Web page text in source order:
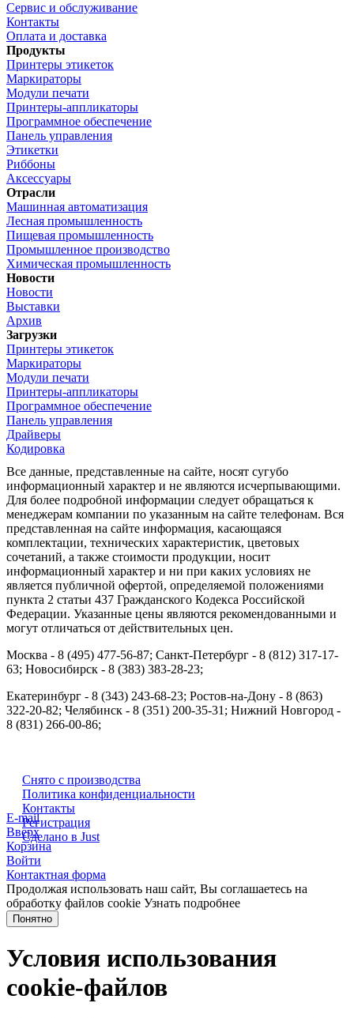
Сервис и обслуживание
Контакты
Оплата и доставка
Продукты
Принтеры этикеток
Маркираторы
Модули печати
Принтеры-аппликаторы
Программное обеспечение
Панель управления
Этикетки
Риббоны
Аксессуары
Отрасли
Машинная автоматизация
Лесная промышленность
Пищевая промышленность
Промышленное производство
Химическая промышленность
Новости
Новости
Выставки
Архив
Загрузки
Принтеры этикеток
Маркираторы
Модули печати
Принтеры-аппликаторы
Программное обеспечение
Панель управления
Драйверы
Кодировка
Все данные, представленные на сайте, носят сугубо
информационный характер и не являются исчерпывающими.
Для более подробной информации следует обращаться к
менеджерам компании по указанным на сайте телефонам. Вся
представленная на сайте информация, касающаяся
комплектации, технических характеристик, цветовых
сочетаний, а также стоимости продукции, носит
информационный характер и ни при каких условиях не
является публичной офертой, определяемой положениями
пункта 2 статьи 437 Гражданского Кодекса Российской
Федерации. Указанные цены являются рекомендованными и
могут отличаться от действительных цен.
Москва - 8 (495) 477-56-87; Санкт-Петербург - 8 (812) 317-17-
63; Новосибирск - 8 (383) 383-28-23;
Екатеринбург - 8 (343) 243-68-23; Ростов-на-Дону - 8 (863)
322-20-82; Челябинск - 8 (351) 200-35-31; Нижний Новгород -
8 (831) 266-00-86;
Снято с производства
Политика конфиденциальности
Контакты
Регистрация
Сделано в Just
E-mail
Вверх
Корзина
Войти
Контактная форма
Продолжая использовать наш сайт, Вы соглашаетесь на
обработку файлов cookie Узнать подробнее
Понятно
Условия использования
cookie-файлов